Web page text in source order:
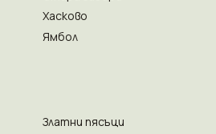
Хасково
Ямбол
Златни пясъци